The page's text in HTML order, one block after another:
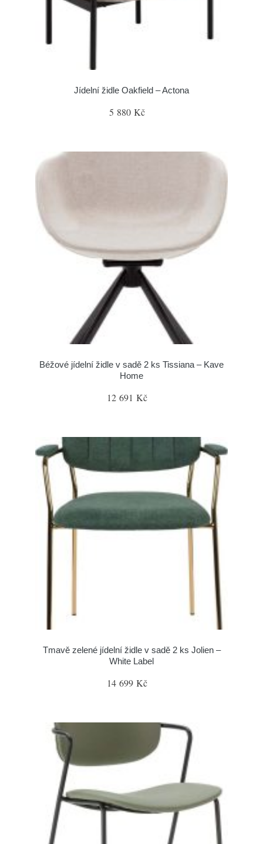
Jídelní židle Oakfield – Actona
5 880 Kč
Béžové jídelní židle v sadě 2 ks Tissiana – Kave
Home
12 691 Kč
Tmavě zelené jídelní židle v sadě 2 ks Jolien –
White Label
14 699 Kč